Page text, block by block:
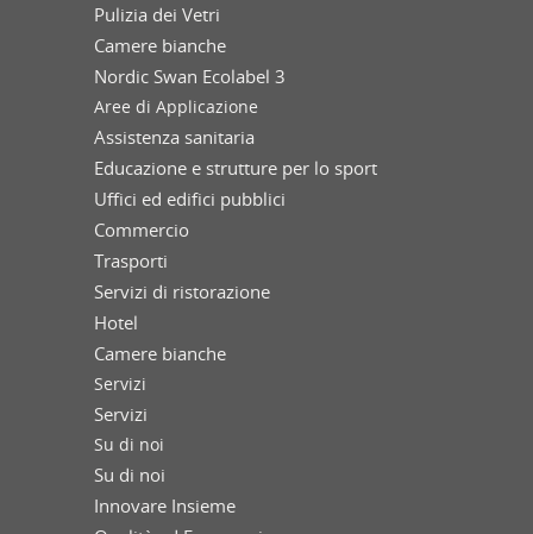
Pulizia dei Vetri
Camere bianche
Nordic Swan Ecolabel 3
Aree di Applicazione
Assistenza sanitaria
Educazione e strutture per lo sport
Uffici ed edifici pubblici
Commercio
Trasporti
Servizi di ristorazione
Hotel
Camere bianche
Servizi
Servizi
Su di noi
Su di noi
Innovare Insieme